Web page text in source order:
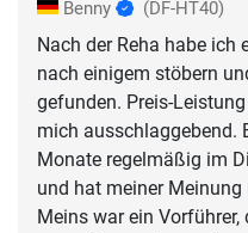
Benny (DF-HT40)
Nach der Reha habe ich
nach einigem stöbern
gefunden. Preis-
mich ausschlaggebend.
Monate regelmäßig im
und hat meiner
Meins war ein